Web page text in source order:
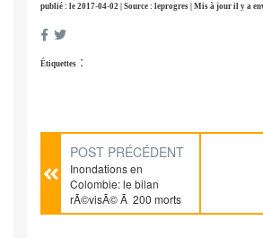
publié : le 2017-04-02 | Source : leprogres | Mis à jour il y a
Étiquettes :
POST PRÉCÉDENT
Inondations en
Colombie: le bilan
rÃ©visÃ© Ã 200 morts